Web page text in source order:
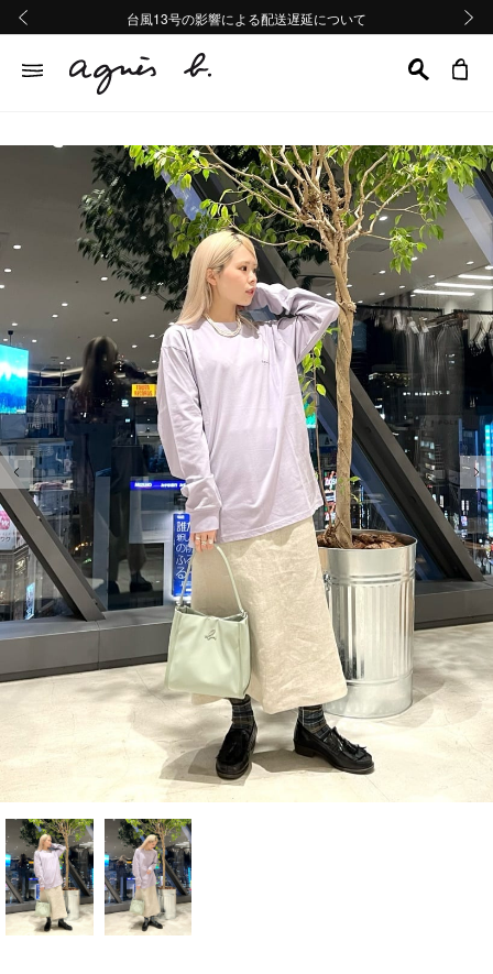
熊本地域地震の影響による配送遅延について
Summer Sale 2buy10%OFF!!
台風13号の影響による配送遅延について
熊本地域地震の影響による配送遅延について
Summer Sale 2buy10%OFF!!
前の画像 次